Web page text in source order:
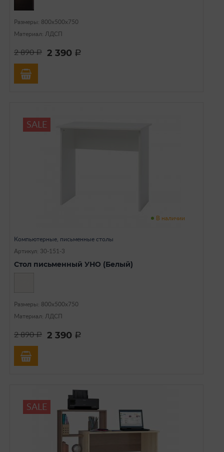
Размеры: 800х500х750
Материал: ЛДСП
2 890a 2 390 a
SALE
В наличии
Компьютерные, письменные столы
Артикул: 30-151-3
Стол письменный УНО (Белый)
Размеры: 800х500х750
Материал: ЛДСП
2 890a 2 390 a
SALE